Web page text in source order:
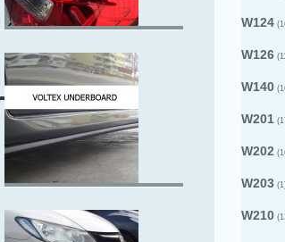
W124
W126
W140
W201
W202
W203
W210